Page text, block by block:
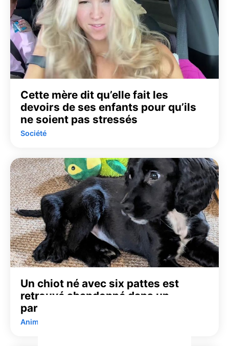
Cette mère dit qu’elle fait les
devoirs de ses enfants pour qu’ils
ne soient pas stressés
Société
Un chiot né avec six pattes est
retrouvé abandonné dans un
parking
Animaux